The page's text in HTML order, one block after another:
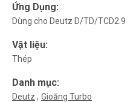
Ứng Dụng:
Dùng cho Deutz D/TD/TCD2.9
Vật liệu:
Thép
Danh mục:
Deutz Gioăng Turbo